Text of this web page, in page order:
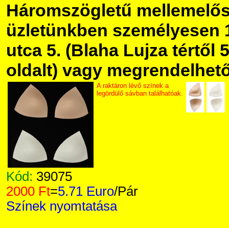
Háromszögletű
üzletünkben személyesen
utca 5. (Blaha Lujza tértől
oldalt) vagy
A raktáron lévő színek a
legördülő sávban találhatóak.
Kód: 39075
2000 Ft=5.71 Euro/Pár
Színek nyomtatása